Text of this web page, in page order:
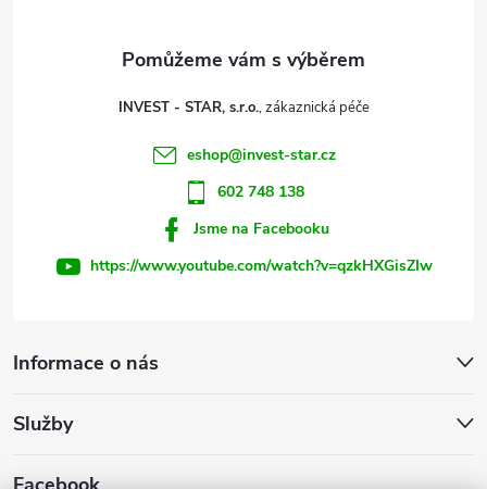
Informace o nás
Služby
INVEST - STAR, s.r.o.
eshop@invest-star.cz
602 748 138
Jsme na Facebooku
https://www.youtube.com/watch?v=qzkHXGisZIw